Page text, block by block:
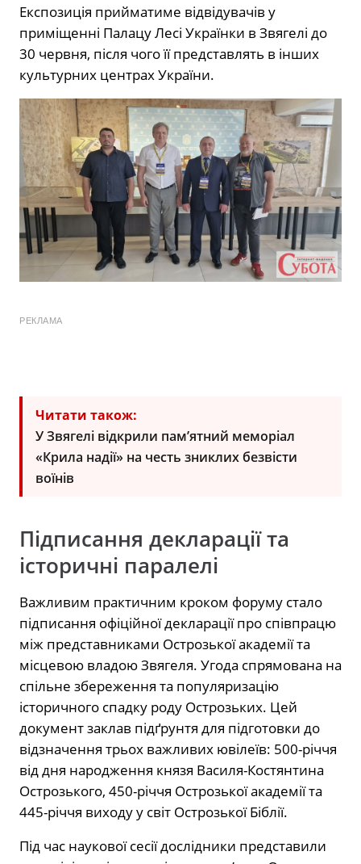
Експозиція прийматиме відвідувачів у
приміщенні Палацу Лесі Українки в Звягелі до
30 червня, після чого її представлять в інших
культурних центрах України.
РЕКЛАМА
Читати також:
У Звягелі відкрили пам’ятний меморіал
«Крила надії» на честь зниклих безвісти
воїнів
Підписання декларації та
історичні паралелі
Важливим практичним кроком форуму стало
підписання офіційної декларації про співпрацю
між представниками Острозької академії та
місцевою владою Звягеля. Угода спрямована на
спільне збереження та популяризацію
історичного спадку роду Острозьких. Цей
документ заклав підґрунтя для підготовки до
відзначення трьох важливих ювілеїв: 500-річчя
від дня народження князя Василя-Костянтина
Острозького, 450-річчя Острозької академії та
445-річчя виходу у світ Острозької Біблії.
Під час наукової сесії дослідники представили